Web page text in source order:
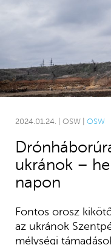
2024.01.24. | OSW | OSW
ukránok –
napon
Fontos orosz
az ukránok
mélységi